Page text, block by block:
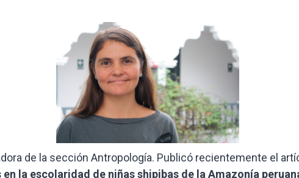
de la sección Antropología. Publicó recientemente el
la escolaridad de niñas shipibas de la Amazonía